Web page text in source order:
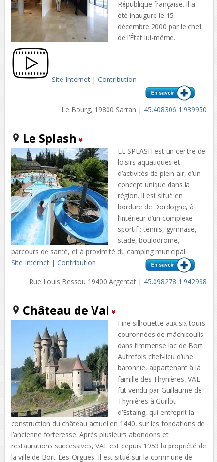
République française. Il a
été inauguré le 15
décembre 2000 par le chef
de l’État lui-même.
Site Internet| Contribution
Le Bourg, 19800 Sarran | 45.408306 1.939950
Le Splash
LE SPLASH est un centre de
loisirs aquatiques et
d’activités de plein air, d’un
concept unique dans la
région. Il est situé en
bordure de Dordogne, à
l’intérieur d’un complexe
sportif : tennis, gymnase,
stade, boulodrome,
parcours de santé, et à proximité du camping municipal.
Site Internet| Contribution
Rue Louis Bessou 19400 Argentat | 45.098278 1.942938
Château de Val
Fine silhouette aux six tours
couronnées de mâchicoulis
dans l’immense lac de Bort.
Autrefois chef-lieu d’une
baronnie, appartenant à la
famille des Thynières, VAL
fut vendu par Guillaume de
Thynières à Guillot
d’Estaing, qui entreprit la
construction du château actuel en 1440, sur les fondations de
l’ancienne forteresse. Après plusieurs abondons et
restaurations successives, VAL est depuis 1953 la propriété de
la ville de Bort-Les-Orgues. Il est situé sur la commune de